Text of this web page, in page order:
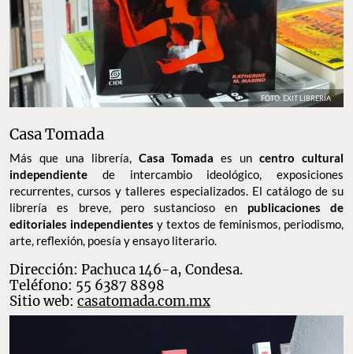
FOTO: EXIT LIBRERÍA
Casa Tomada
Más que una librería, Casa Tomada
independientede intercambio ideológico, exposiciones
recurrentes, cursos y talleres especializados. El catálogo de su
librería es breve, pero sustancioso en
editoriales independientesy textos de feminismos, periodismo,